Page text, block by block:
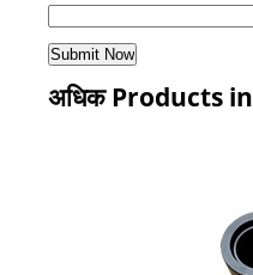
अधिक Products in